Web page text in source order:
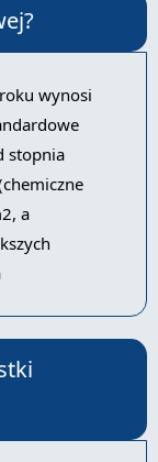
wynosi
stopnia
a